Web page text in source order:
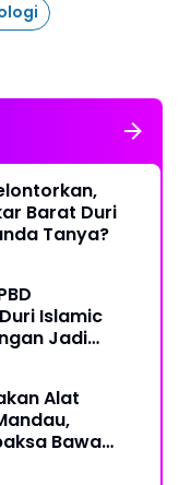
Barat Duri
Tanya?
Islamic
Jadi
Alat
Bawa